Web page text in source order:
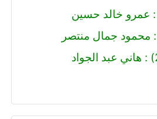
المراسم رقم (224) : هاني عبد الجواد